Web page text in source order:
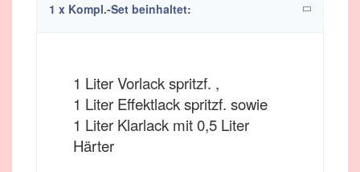
1 x Kompl.-Set beinhaltet:
1 Liter Vorlack spritzf. ,
1 Liter Effektlack spritzf. sowie
1 Liter Klarlack mit 0,5 Liter
Härter